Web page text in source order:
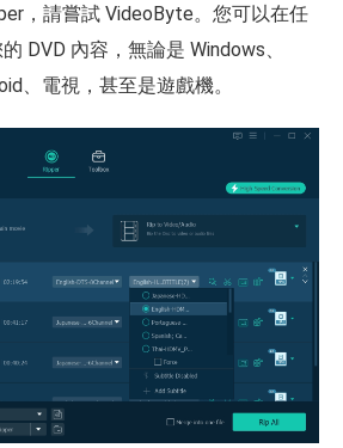
，請嘗試 VideoByte。您可以在任
DVD 內容，無論是 Windows、
、電視，甚至是遊戲機。